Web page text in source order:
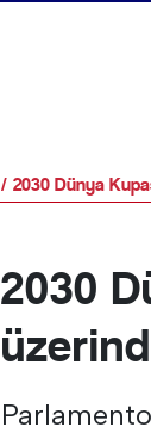
2030 Dünya
2030